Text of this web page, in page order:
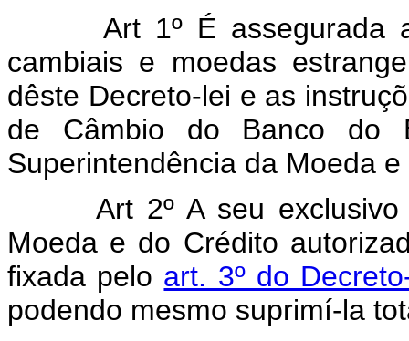
Art 1º É assegurada
cambiais e moedas
dêste Decreto-lei e as
de Câmbio do Banco do
Superintendência da Moeda
Art 2º A seu
Moeda e do Crédito
fixada pelo art. 3º do
podendo mesmo suprimí-la